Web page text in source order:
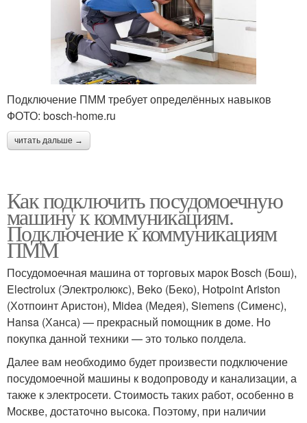
Подключение ПММ требует определённых навыков
ФОТО: bosch-home.ru
читать дальше →
Как подключить посудомоечную
машину к коммуникациям.
Подключение к коммуникациям
ПММ
Посудомоечная машина от торговых марок Bosch (Бош),
Electrolux (Электролюкс), Beko (Беко), Hotpoint Ariston
(Хотпоинт Аристон), Midea (Медея), Siemens (Сименс),
Hansa (Ханса) — прекрасный помощник в доме. Но
покупка данной техники — это только полдела.
Далее вам необходимо будет произвести подключение
посудомоечной машины к водопроводу и канализации, а
также к электросети. Стоимость таких работ, особенно в
Москве, достаточно высока. Поэтому, при наличии